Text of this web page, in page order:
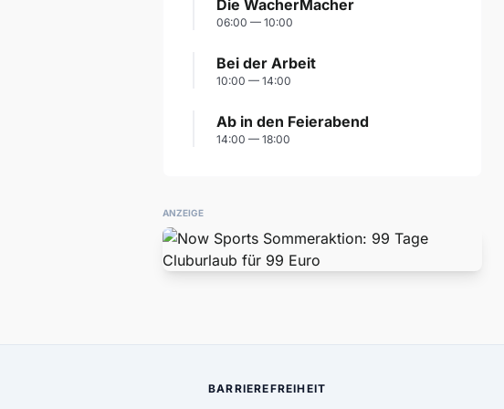
Die WacherMacher
06:00 — 10:00
Bei der Arbeit
10:00 — 14:00
Ab in den Feierabend
14:00 — 18:00
ANZEIGE
BARRIEREFREIHEIT